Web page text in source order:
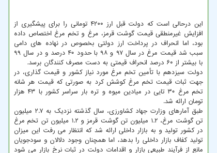
این درحالی است که دولت قبل ارز ۴۲۰۰ تومانی را برای پیشگیری از
افزایش غیرمنطقی قیمت گوشت قرمز، مرغ و تخم مرغ اختصاص داده
بود، اما انحراف در پرداخت ارز دولتی بخصوص در نهاده های دامی
سبب شد قیمت مرغ در سال ۹۷ و ۹۸ با حدود ۴۰ درصد و در سال ۹۹
با بیشتر از ۶۰ درصد انحراف قیمتی به دست مصرف کنندگان برسد.
دولت سیزدهم با تأمین تخم مرغ مورد نیاز کشور و قیمت گذاری، در
جهت ثبات قیمت تخم مرغ کوشش کرد به صورتی که قیمت هر شانه
تخم مرغ ۳۰ تایی در میادین میوه و تره بار سراسر کشور با ۴۳ هزار
تومان ارائه شد.
طبق آمارهای وزارت جهاد کشاورزی، سال گذشته نزدیک به ۲.۷ میلیون
تن گوشت مرغ، ۱.۲ میلیون تن گوشت قرمز و ۱.۲ میلیون تن تخم مرغ
در کشور تولید و به بازار داخلی ارائه شد که انتظار می رفت این میزان
تولید کفاف بازار داخلی را بدهد، اما همچنان وجود دلالان و سودجویان
مانع از فرآیند طبیعی بازار و اقدامات دولت در ثبات نرخ بازار می شود